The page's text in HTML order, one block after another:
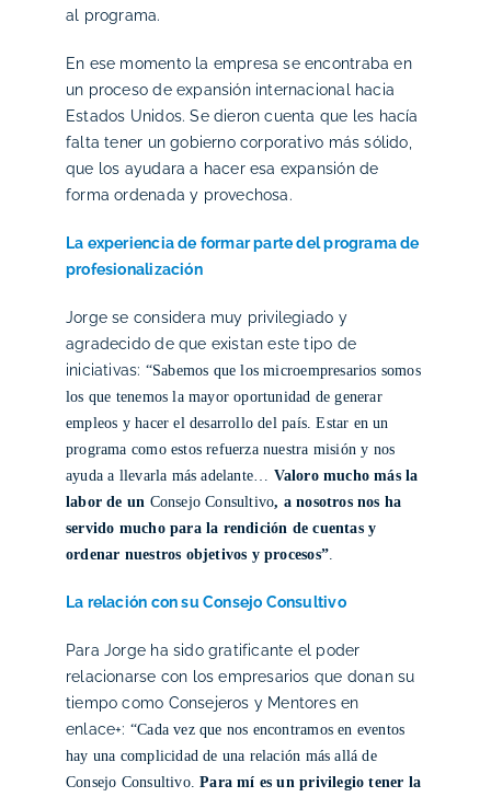
al programa.
En ese momento la empresa se encontraba en
un proceso de expansión internacional hacia
Estados Unidos. Se dieron cuenta que les hacía
falta tener un gobierno corporativo más sólido,
que los ayudara a hacer esa expansión de
forma ordenada y provechosa.
La experiencia de formar parte del programa de
profesionalización
Jorge se considera muy privilegiado y
agradecido de que existan este tipo de
iniciativas: “Sabemos que los microempresarios somos
los que tenemos la mayor oportunidad de generar
empleos y hacer el desarrollo del país. Estar en un
programa como estos refuerza nuestra misión y nos
ayuda a llevarla más adelante… Valoro mucho más la
labor de un Consejo Consultivo, a nosotros nos ha
servido mucho para la rendición de cuentas y
ordenar nuestros objetivos y procesos”.
La relación con su Consejo Consultivo
Para Jorge ha sido gratificante el poder
relacionarse con los empresarios que donan su
tiempo como Consejeros y Mentores en
enlace+: “Cada vez que nos encontramos en eventos
hay una complicidad de una relación más allá de
Consejo Consultivo.Para mí es un privilegio tener la